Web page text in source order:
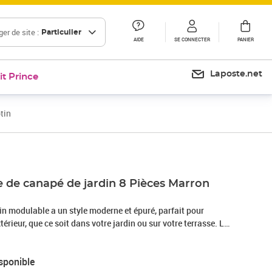
de site : Particulier
AIDE SE CONNECTER PANIER
Prince Laposte.net
de canapé de jardin 8 Pièces Marron
modulable a un style moderne et épuré, parfait pour
que ce soit dans votre jardin ou sur votre terrasse. La
lignes nettes et de son design minimaliste, offrant un look
des moments de détente ou juste pour relaxer tout seul.